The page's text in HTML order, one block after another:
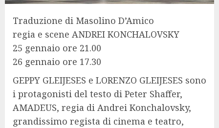
Traduzione di Masolino D’Amico
regia e scene ANDREI KONCHALOVSKY
25 gennaio ore 21.00
26 gennaio ore 17.30
GEPPY GLEIJESES e LORENZO GLEIJESES sono
i protagonisti del testo di Peter Shaffer,
AMADEUS, regia di Andrei Konchalovsky,
grandissimo regista di cinema e teatro,